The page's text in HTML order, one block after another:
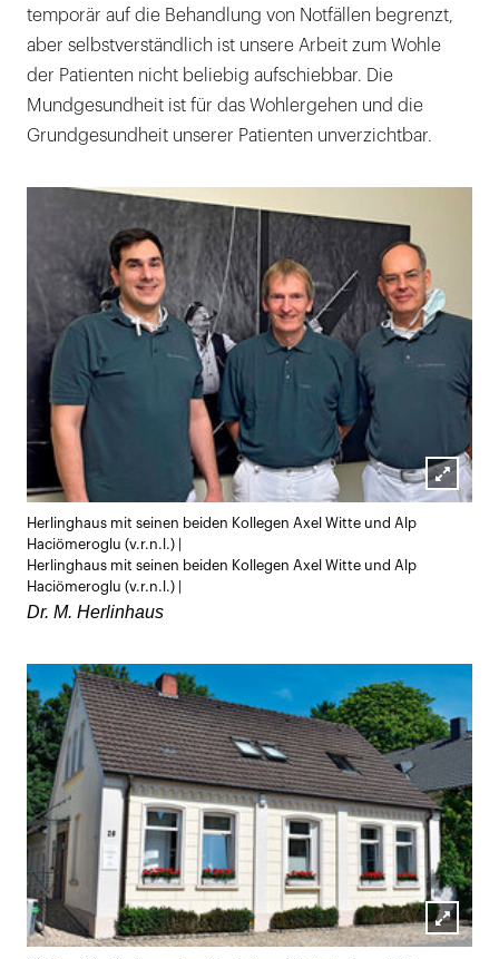
temporär auf die Behandlung von Notfällen begrenzt,
aber selbstverständlich ist unsere Arbeit zum Wohle
der Patienten nicht beliebig aufschiebbar. Die
Mundgesundheit ist für das Wohlergehen und die
Grundgesundheit unserer Patienten unverzichtbar.
Herlinghaus mit seinen beiden Kollegen Axel Witte und Alp
Haciömeroglu (v.r.n.l.) |
Herlinghaus mit seinen beiden Kollegen Axel Witte und Alp
Haciömeroglu (v.r.n.l.) |
Dr. M. Herlinhaus